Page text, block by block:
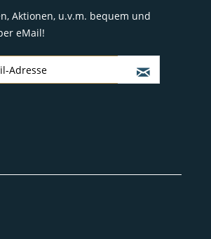
Aktionen, u.v.m. bequem und
eMail!